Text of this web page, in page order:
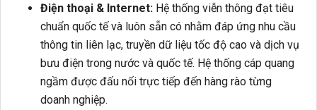
Điện thoại & Internet: Hệ thống viễn thông đạt tiêu
chuẩn quốc tế và luôn sẵn có nhằm đáp ứng nhu cầu
thông tin liên lạc, truyền dữ liệu tốc độ cao và dịch vụ
bưu điện trong nước và quốc tế. Hệ thống cáp quang
ngầm được đấu nối trực tiếp đến hàng rào từng
doanh nghiệp.